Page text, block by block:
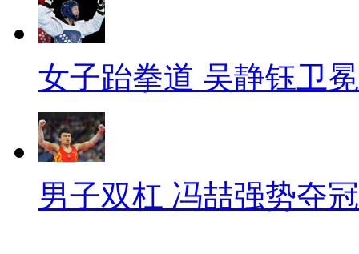
女子跆拳道 吴静钰卫冕
男子双杠 冯喆强势夺冠